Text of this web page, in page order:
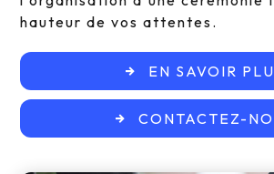
hauteur de vos attentes.
EN SAVOIR
CONTACTEZ-